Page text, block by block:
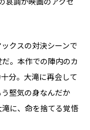
クスの対決シーンで
。本作での陣内のカ
分。大滝に再会して
堅気の身なんだか
に、命を捨てる覚悟